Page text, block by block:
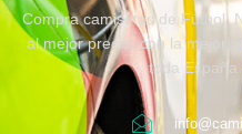
Compra camisetas de Fútbol,
al mejor precio, con la mejor
toda España